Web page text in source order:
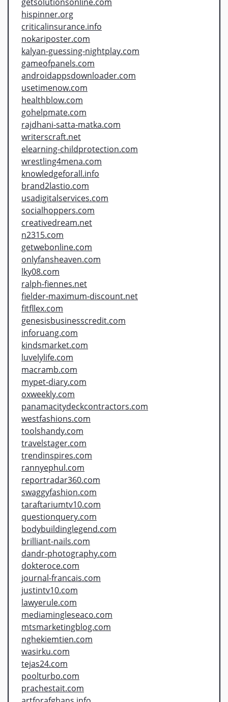
hispinner.org
criticalinsurance.info
nokariposter.com
kalyan-guessing-nightplay.com
gameofpanels.com
androidappsdownloader.com
usetimenow.com
healthblow.com
gohelpmate.com
rajdhani-satta-matka.com
writerscraft.net
elearning-childprotection.com
wrestling4mena.com
knowledgeforall.info
brand2lastio.com
usadigitalservices.com
socialhoppers.com
creativedream.net
n2315.com
getwebonline.com
onlyfansheaven.com
lky08.com
ralph-fiennes.net
fielder-maximum-discount.net
fitfllex.com
genesisbusinesscredit.com
inforuang.com
kindsmarket.com
luvelylife.com
macramb.com
mypet-diary.com
oxweekly.com
panamacitydeckcontractors.com
westfashions.com
toolshandy.com
travelstager.com
trendinspires.com
rannyephul.com
reportradar360.com
swaggyfashion.com
taraftariumtv10.com
questionquery.com
bodybuildinglegend.com
brilliant-nails.com
dandr-photography.com
dokteroce.com
journal-francais.com
justintv10.com
lawyerule.com
mediamingleseaco.com
mtsmarketingblog.com
nghekiemtien.com
wasirku.com
tejas24.com
poolturbo.com
prachestait.com